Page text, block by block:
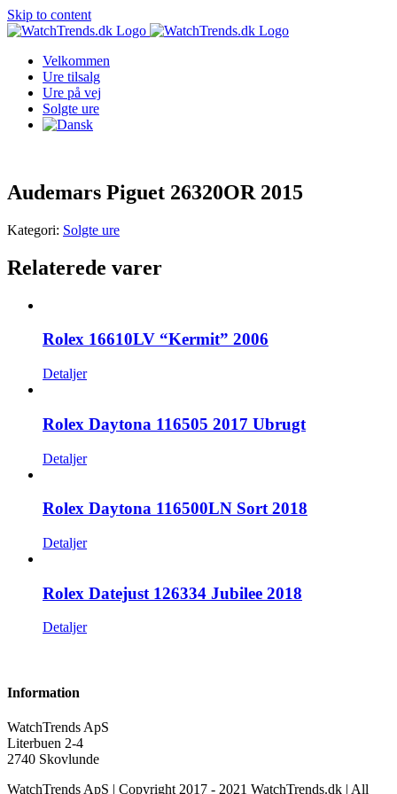
Skip to content
Velkommen
Ure tilsalg
Ure på vej
Solgte ure
Audemars Piguet 26320OR 2015
Kategori: Solgte ure
Relaterede varer
Rolex 16610LV “Kermit” 2006
Detaljer
Rolex Daytona 116505 2017 Ubrugt
Detaljer
Rolex Daytona 116500LN Sort 2018
Detaljer
Rolex Datejust 126334 Jubilee 2018
Detaljer
Information
WatchTrends ApS
Literbuen 2-4
2740 Skovlunde
WatchTrends ApS | Copyright 2017 - 2021 WatchTrends.dk | All